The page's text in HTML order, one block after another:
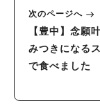
次のページへ
【豊中】念願
みつきになる
で食べました